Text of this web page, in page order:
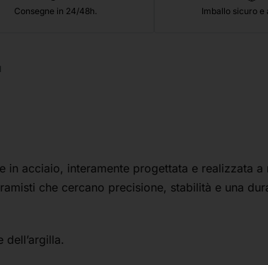
Consegne in 24/48h. Imballo sicuro e
acciaio, interamente progettata e realizzata
che cercano precisione, stabilità e una
dell’argilla.